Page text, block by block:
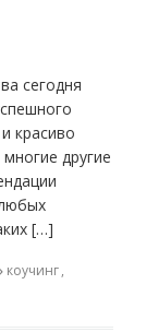
сегодня
красиво
другие
[…]
коучинг,